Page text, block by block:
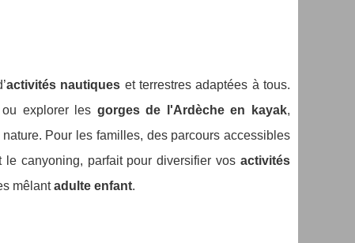
activités nautiques et terrestres adaptées à tous.
explorer les gorges de l'Ardèche en kayak,
Pour les familles, des parcours accessibles
canyoning, parfait pour diversifier vos activités
mêlantadulte enfant.